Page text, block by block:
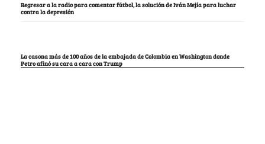
Regresar a la radio para comentar fútbol, la solución de Iván Mejía para luchar
contra la depresión
La casona más de 100 años de la embajada de Colombia en Washington donde
Petro afinó su cara a cara con Trump